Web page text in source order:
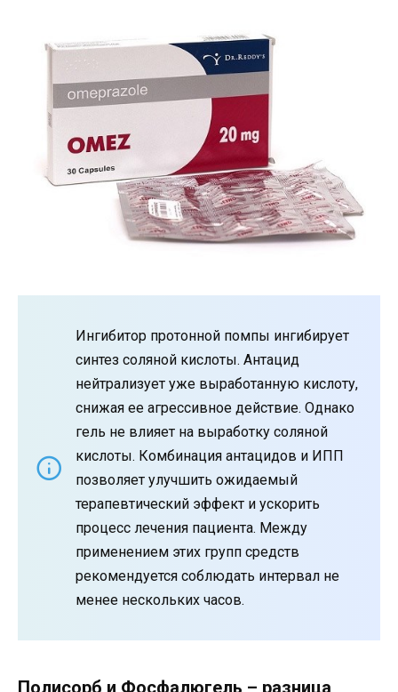
Ингибитор протонной помпы ингибирует
синтез соляной кислоты. Антацид
нейтрализует уже выработанную кислоту,
снижая ее агрессивное действие. Однако
гель не влияет на выработку соляной
кислоты. Комбинация антацидов и ИПП
позволяет улучшить ожидаемый
терапевтический эффект и ускорить
процесс лечения пациента. Между
применением этих групп средств
рекомендуется соблюдать интервал не
менее нескольких часов.
Полисорб и Фосфалюгель – разница